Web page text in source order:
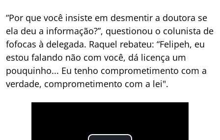
“Por que você insiste em desmentir a doutora se
ela deu a informação?”, questionou o colunista de
fofocas à delegada. Raquel rebateu: “Felipeh, eu
estou falando não com você, dá licença um
pouquinho... Eu tenho comprometimento com a
verdade, comprometimento com a lei".